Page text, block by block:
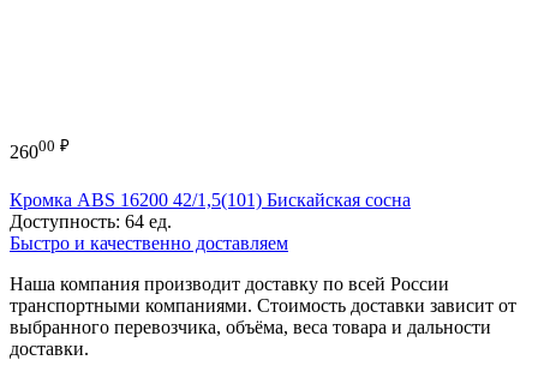
26000 ₽
Кромка ABS 16200 42/1,5(101) Бискайская сосна
Доступность: 64 ед.
Быстро и качественно доставляем
Наша компания производит доставку по всей России
транспортными компаниями. Стоимость доставки зависит от
выбранного перевозчика, объёма, веса товара и дальности
доставки.